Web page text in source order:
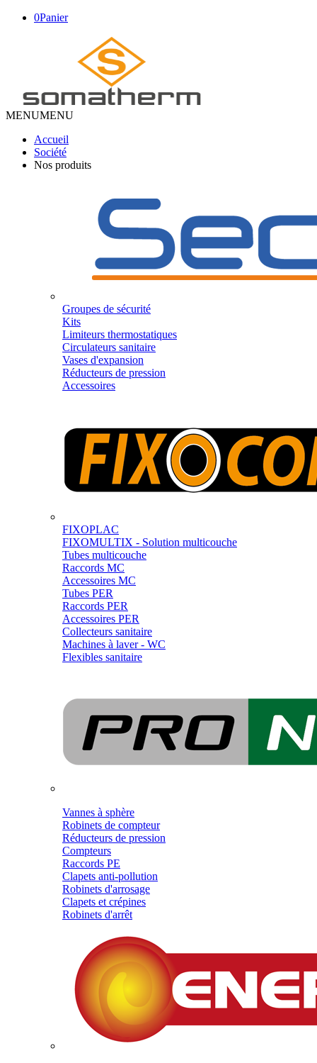
0Panier
MENUMENU
Accueil
Société
Nos produits
Groupes de sécurité
Kits
Limiteurs thermostatiques
Circulateurs sanitaire
Vases d'expansion
Réducteurs de pression
Accessoires
FIXOPLAC
FIXOMULTIX - Solution multicouche
Tubes multicouche
Raccords MC
Accessoires MC
Tubes PER
Raccords PER
Accessoires PER
Collecteurs sanitaire
Machines à laver - WC
Flexibles sanitaire
Vannes à sphère
Robinets de compteur
Réducteurs de pression
Compteurs
Raccords PE
Clapets anti-pollution
Robinets d'arrosage
Clapets et crépines
Robinets d'arrêt